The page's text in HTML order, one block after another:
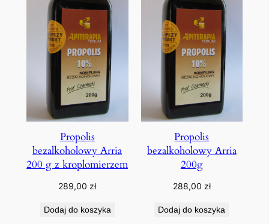
Propolis
bezalkoholowy Arria
200 g z kroplomierzem
289,00 zł
Dodaj do koszyka
Propolis
bezalkoholowy Arria
200g
288,00 zł
Dodaj do koszyka